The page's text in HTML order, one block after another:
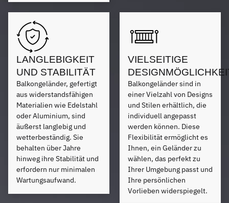
LANGLEBIGKEIT
UND STABILITÄT
Balkongeländer, gefertigt
aus widerstandsfähigen
Materialien wie Edelstahl
oder Aluminium, sind
äußerst langlebig und
wetterbeständig. Sie
behalten über Jahre
hinweg ihre Stabilität und
erfordern nur minimalen
Wartungsaufwand.
VIELSEITIGE
Balkongeländer sind in
einer Vielzahl von Designs
und Stilen erhältlich, die
individuell angepasst
werden können. Diese
Flexibilität ermöglicht es
Ihnen, ein Geländer zu
wählen, das perfekt zu
Ihrer Umgebung passt und
Ihre persönlichen
Vorlieben widerspiegelt.